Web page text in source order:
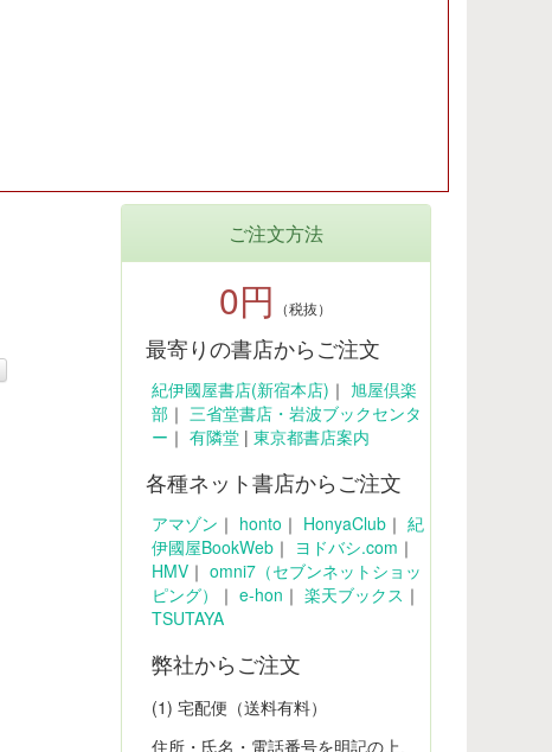
ご注文方法
0円 （税抜）
最寄りの書店からご注文
紀伊國屋書店(新宿本店) ｜ 旭屋倶楽
部｜ 三省堂書店・岩波ブックセンタ
ー ｜ 有隣堂| 東京都書店案内
各種ネット書店からご注文
アマゾン ｜ honto ｜ HonyaClub｜ 紀
伊國屋BookWeb｜ ヨドバシ.com ｜
HMV｜ omni7（セブンネットショッ
ピング）
｜ e-hon ｜ 楽天ブックス ｜
TSUTAYA
弊社からご注文
(1) 宅配便（送料有料）
住所・氏名・電話番号を明記の上、